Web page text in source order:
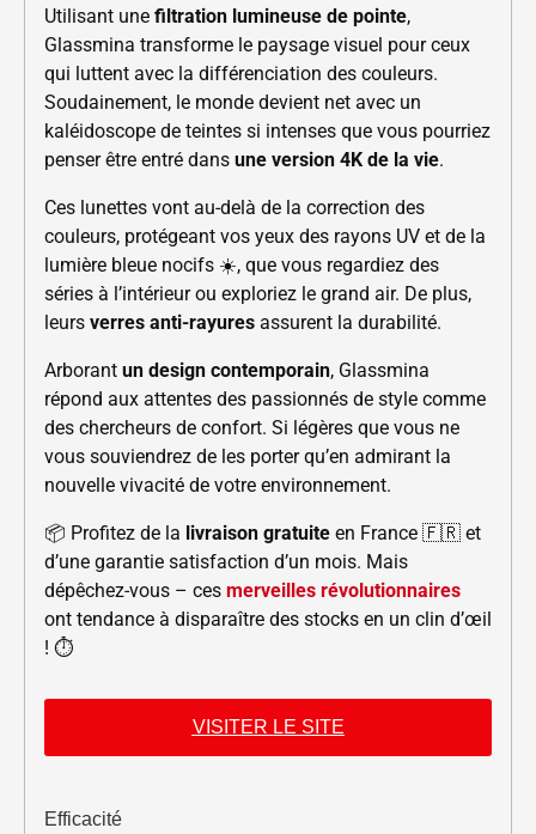
Utilisant une filtration lumineuse de pointe,
Glassmina transforme le paysage visuel pour ceux
qui luttent avec la différenciation des couleurs.
Soudainement, le monde devient net avec un
kaléidoscope de teintes si intenses que vous pourriez
penser être entré dans une version 4K de la vie.
Ces lunettes vont au-delà de la correction des
couleurs, protégeant vos yeux des rayons UV et de la
lumière bleue nocifs ☀️, que vous regardiez des
séries à l’intérieur ou exploriez le grand air. De plus,
leurs verres anti-rayures assurent la durabilité.
Arborant un design contemporain, Glassmina
répond aux attentes des passionnés de style comme
des chercheurs de confort. Si légères que vous ne
vous souviendrez de les porter qu’en admirant la
nouvelle vivacité de votre environnement.
📦 Profitez de la livraison gratuite en France 🇫🇷 et
d’une garantie satisfaction d’un mois. Mais
dépêchez-vous – ces merveilles révolutionnaires
ont tendance à disparaître des stocks en un clin d’œil
! ⏱️
VISITER LE SITE
Efficacité